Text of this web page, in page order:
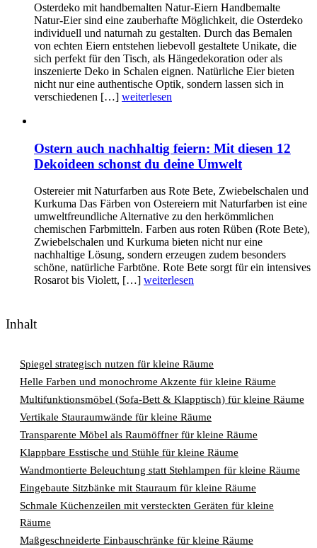
Osterdeko mit handbemalten Natur-Eiern Handbemalte
Natur-Eier sind eine zauberhafte Möglichkeit, die Osterdeko
individuell und naturnah zu gestalten. Durch das Bemalen
von echten Eiern entstehen liebevoll gestaltete Unikate, die
sich perfekt für den Tisch, als Hängedekoration oder als
inszenierte Deko in Schalen eignen. Natürliche Eier bieten
nicht nur eine authentische Optik, sondern lassen sich in
verschiedenen […] weiterlesen
Ostern auch nachhaltig feiern: Mit diesen 12
Dekoideen schonst du deine Umwelt
Ostereier mit Naturfarben aus Rote Bete, Zwiebelschalen und
Kurkuma Das Färben von Ostereiern mit Naturfarben ist eine
umweltfreundliche Alternative zu den herkömmlichen
chemischen Farbmitteln. Farben aus roten Rüben (Rote Bete),
Zwiebelschalen und Kurkuma bieten nicht nur eine
nachhaltige Lösung, sondern erzeugen zudem besonders
schöne, natürliche Farbtöne. Rote Bete sorgt für ein intensives
Rosarot bis Violett, […] weiterlesen
Inhalt
Spiegel strategisch nutzen für kleine Räume
Helle Farben und monochrome Akzente für kleine Räume
Multifunktionsmöbel (Sofa‑Bett & Klapptisch) für kleine Räume
Vertikale Stauraumwände für kleine Räume
Transparente Möbel als Raumöffner für kleine Räume
Klappbare Esstische und Stühle für kleine Räume
Wandmontierte Beleuchtung statt Stehlampen für kleine Räume
Eingebaute Sitzbänke mit Stauraum für kleine Räume
Schmale Küchenzeilen mit versteckten Geräten für kleine
Räume
Maßgeschneiderte Einbauschränke für kleine Räume